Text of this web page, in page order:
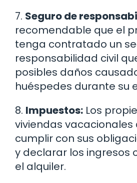
7. Seguro de
recomendable que el
tenga contratado un
responsabilidad civil
posibles daños
huéspedes durante su
8. Impuestos: Los
viviendas vacacionales
cumplir con sus
y declarar los ingresos
el alquiler.